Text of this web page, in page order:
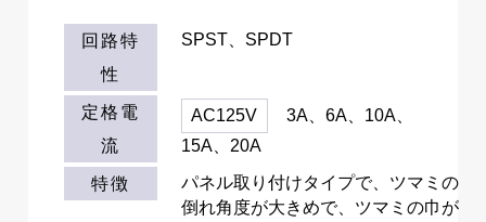
回路特
性
SPST、SPDT
定格電
流
AC125V
3A、6A、10A、
15A、20A
特徴
パネル取り付けタイプで、ツマミの
倒れ角度が大きめで、ツマミの巾が